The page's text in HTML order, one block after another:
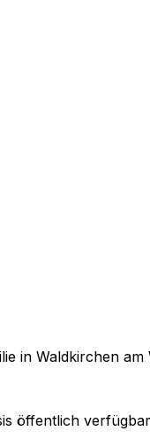
in Waldkirchen am
öffentlich